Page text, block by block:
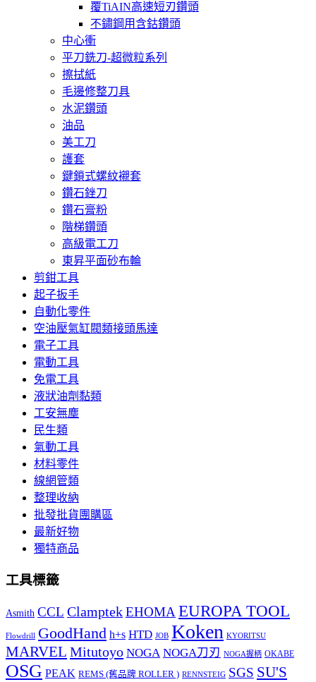
覆TiAIN高速短刃鑽頭
不鏽鋼用含鈷鑽頭
中心衝
平刀銑刀-超微粒系列
擦拭紙
毛邊修整刀具
水泥鑽頭
油品
美工刀
護套
鍵鎖式螺紋襯套
鑽石銼刀
鑽石膏粉
階梯鑽頭
高級電工刀
東昇平面砂布輪
剪鉗工具
起子扳手
自動化零件
空油壓氣缸閥類接頭馬達
電子工具
電動工具
免電工具
液狀油劑黏類
工安無塵
民生類
氣動工具
材料零件
線網管類
整理收納
批發批貨團購區
最新好物
獨特商品
工具標籤
Asmith CCL ClamptekEHOMA EUROPA TOOL
Flowdrill GoodHand h+s HTD JOB Koken KYORITSU
MARVEL Mitutoyo NOGA NOGA刀刃 NOGA握柄 OKABE
OSG PEAK REMS (舊品牌 ROLLER ) RENNSTEIG SGS SU'S